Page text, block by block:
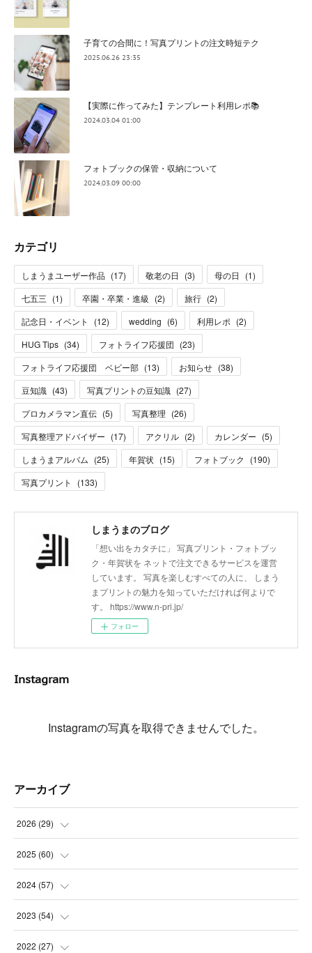
子育ての合間に！写真プリントの注文時短テク
2025.06.26 23:35
【実際に作ってみた】テンプレート利用レポ📚
2024.03.04 01:00
フォトブックの保管・収納について
2024.03.09 00:00
カテゴリ
しまうまユーザー作品 (17) 敬老の日 (3) 母の日 (1)
七五三 (1) 卒園・卒業・進級 (2) 旅行 (2)
記念日・イベント
(12) wedding (6) 利用レポ (2)
HUG Tips (34) フォトライフ応援団 (23)
フォトライフ応援団 ベビー部 (13) お知らせ (38)
豆知識 (43) 写真プリントの豆知識 (27)
プロカメラマン直伝 (5) 写真整理 (26)
写真整理アドバイザー (17) アクリル (2) カレンダー (5)
しまうまアルバム (25) 年賀状 (15) フォトブック (190)
写真プリント
(133)
しまうまのブログ
「想い出をカタチに」 写真プリント・フォトブッ
ク・年賀状を ネットで注文できるサービスを運営
しています。 写真を楽しむすべての人に、 しまう
まプリントの魅力を知っていただければ何よりで
す。 https://www.n-pri.jp/
フォロー
Instagram
Instagramの写真を取得できませんでした。
アーカイブ
2026 (29)
(5
(3
(7
(6
2025 (60)
(3
(3
(3
2024 (57)
(4
(5
2023 (54)
(6
2022 (27)